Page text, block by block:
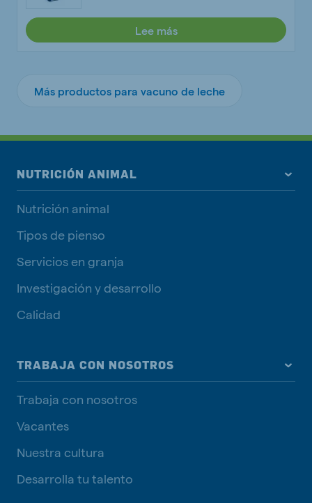
Lee más
Más productos para vacuno de leche
NUTRICIÓN ANIMAL
Nutrición animal
Tipos de pienso
Servicios en granja
Investigación y desarrollo
Calidad
TRABAJA CON NOSOTROS
Trabaja con nosotros
Vacantes
Nuestra cultura
Desarrolla tu talento